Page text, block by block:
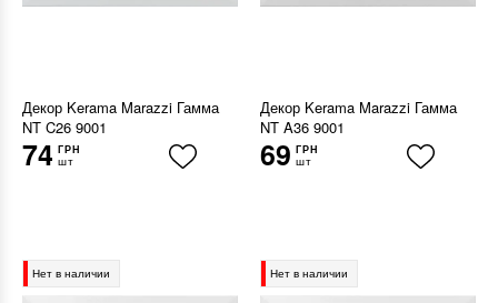
Декор Kerama Marazzi Гамма
NT C26 9001
74 ГРН
шт
Декор Kerama Marazzi Гамма
NT A36 9001
69 ГРН
шт
Нет в наличии Нет в наличии